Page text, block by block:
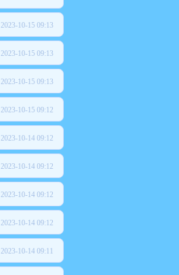
2023-10-15 09:13
2023-10-15 09:13
2023-10-15 09:13
2023-10-15 09:12
2023-10-14 09:12
2023-10-14 09:12
2023-10-14 09:12
2023-10-14 09:12
2023-10-14 09:11